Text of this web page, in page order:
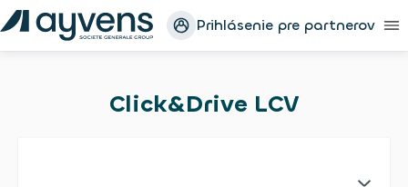
Prihlásenie pre partnerov
Click&Drive LCV